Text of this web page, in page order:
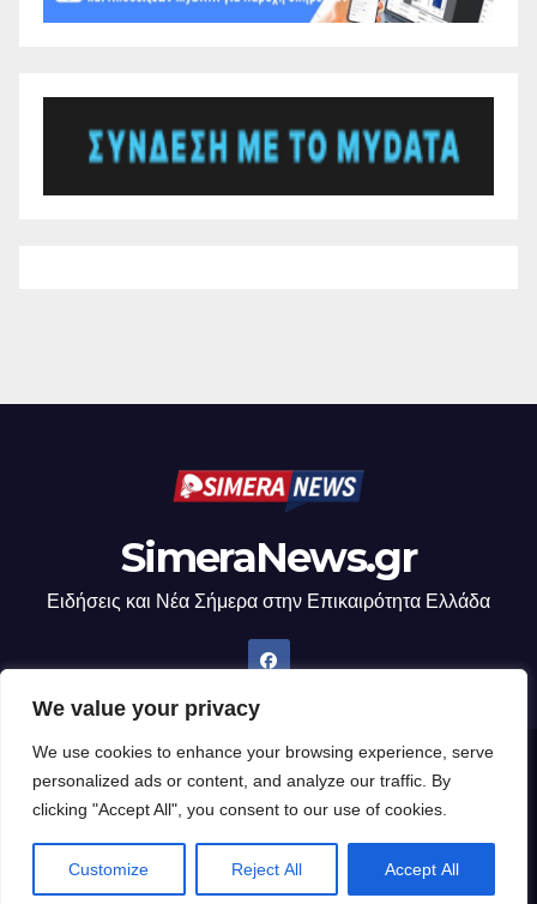
We value your privacy
We use cookies to enhance your browsing experience, serve
personalized ads or content, and analyze our traffic. By
clicking "Accept All", you consent to our use of cookies.
Customize Reject All Accept All
SimeraNews.gr
Ειδήσεις και Νέα Σήμερα στην Επικαιρότητα Ελλάδα
Δημιουργήθηκε από το digital2000 με την Υποστήριξη του WordPress
Θέμα: Newsup απόThemeansar.
Home